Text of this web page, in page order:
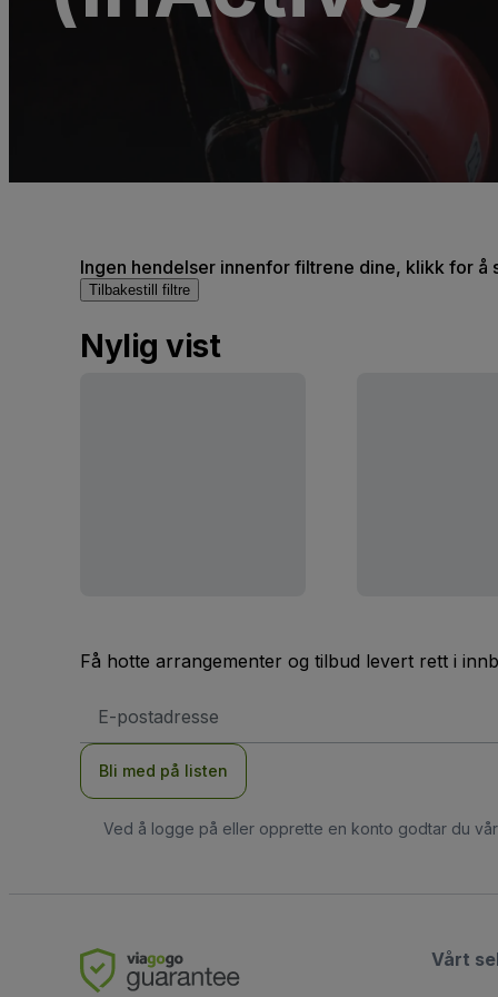
Ingen hendelser innenfor filtrene dine, klikk for å
Tilbakestill filtre
Nylig vist
Få hotte arrangementer og tilbud levert rett i
postadresse
Bli med på listen
Ved å logge på eller opprette en konto godtar du vår
Vårt